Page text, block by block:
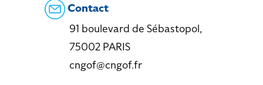
Contact
91 boulevard de Sébastopol,
75002 PARIS
cngof@cngof.fr